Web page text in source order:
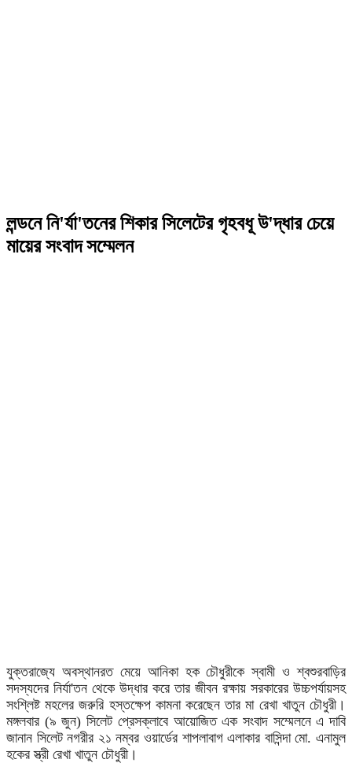
লন্ডনে নি'র্যা'তনের শিকার সিলেটের গৃহবধূ উ'দ্ধার চেয়ে
মায়ের সংবাদ সম্মেলন
যুক্তরাজ্যে অবস্থানরত মেয়ে আনিকা হক চৌধুরীকে স্বামী ও শ্বশুরবাড়ির
সদস্যদের নির্যা'তন থেকে উদ্ধার করে তার জীবন রক্ষায় সরকারের উচ্চপর্যায়সহ
সংশ্লিষ্ট মহলের জরুরি হস্তক্ষেপ কামনা করেছেন তার মা রেখা খাতুন চৌধুরী।
মঙ্গলবার (৯ জুন) সিলেট প্রেসক্লাবে আয়োজিত এক সংবাদ সম্মেলনে এ দাবি
জানান সিলেট নগরীর ২১ নম্বর ওয়ার্ডের শাপলাবাগ এলাকার বাসিন্দা মো. এনামুল
হকের স্ত্রী রেখা খাতুন চৌধুরী।